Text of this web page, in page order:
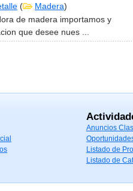
( Madera)
de madera importamos y
que desee nues ...
Anuncios
Listado de
Listado de